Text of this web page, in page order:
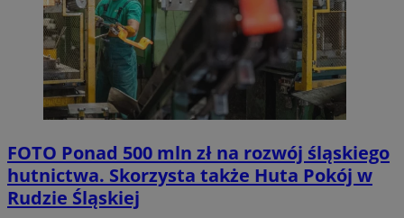
FOTO Ponad 500 mln zł na rozwój śląskiego
hutnictwa. Skorzysta także Huta Pokój w
Rudzie Śląskiej